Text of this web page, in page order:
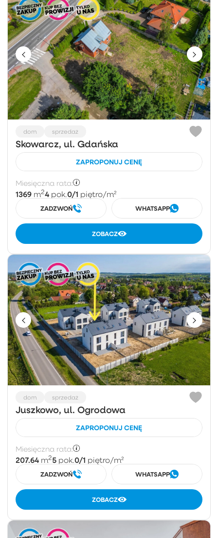
dom sprzedaż
Skowarcz, ul. Gdańska
ZAPROPONUJ CENĘ
Miesięczna rata:
1369 m24 pok.0/1 piętro/m²
ZADZWOŃ WHATSAPP
ZOBACZ
dom sprzedaż
Juszkowo, ul. Ogrodowa
ZAPROPONUJ CENĘ
Miesięczna rata:
207.64 m25 pok.0/1 piętro/m²
ZADZWOŃ WHATSAPP
ZOBACZ